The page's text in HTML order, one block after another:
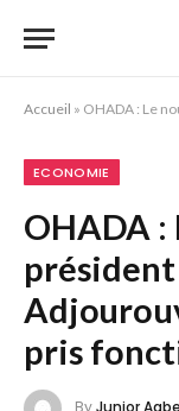
Accueil » OHADA : Le
ECONOMIE
OHADA :
président
pris